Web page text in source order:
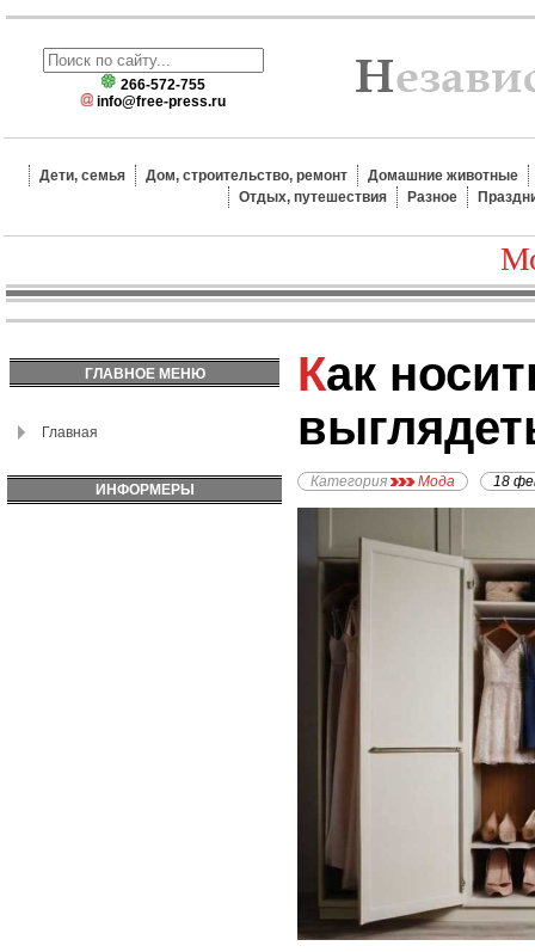
266-572-755
info@free-press.ru
Дети, семья Дом, строительство, ремонт
Домашние животные
Отдых, путешествия
Разное
ГЛАВНОЕ МЕНЮ
Главная
ИНФОРМЕРЫ
Как носить туники и
Категория Мода 18